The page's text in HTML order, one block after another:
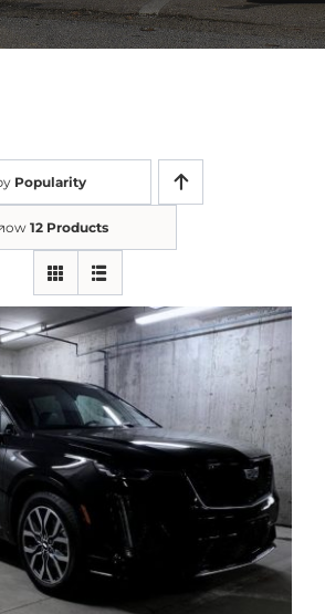
Popularity
12 Products